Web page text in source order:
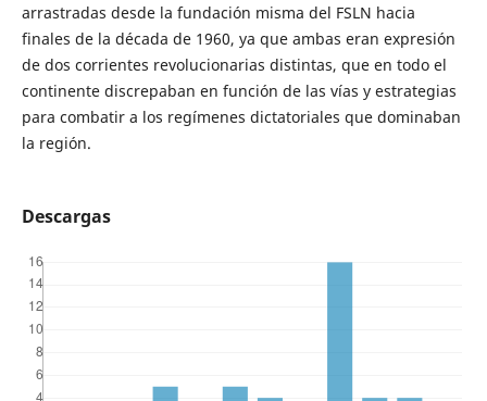
arrastradas desde la fundación misma del FSLN hacia
finales de la década de 1960, ya que ambas eran expresión
de dos corrientes revolucionarias distintas, que en todo el
continente discrepaban en función de las vías y estrategias
para combatir a los regímenes dictatoriales que dominaban
la región.
Descargas